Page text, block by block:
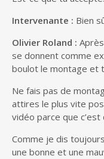
Intervenante : Bien
Olivier Roland :
se donnent comme
boulot le montage et
Ne fais pas de
attires le plus vite
vidéo parce que
Comme je dis
une bonne et une